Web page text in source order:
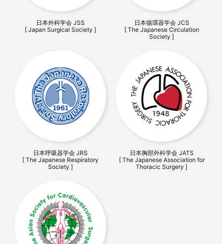
日本外科学会 JSS
[ Japan Surgical Society ]
日本循環器学会 JCS
[ The Japanese Circulation
Society ]
日本呼吸器学会 JRS
[ The Japanese Respiratory
Society ]
日本胸部外科学会 JATS
[ The Japanese Association for
Thoracic Surgery ]